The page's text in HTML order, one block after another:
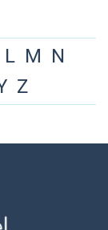
L M N
Z